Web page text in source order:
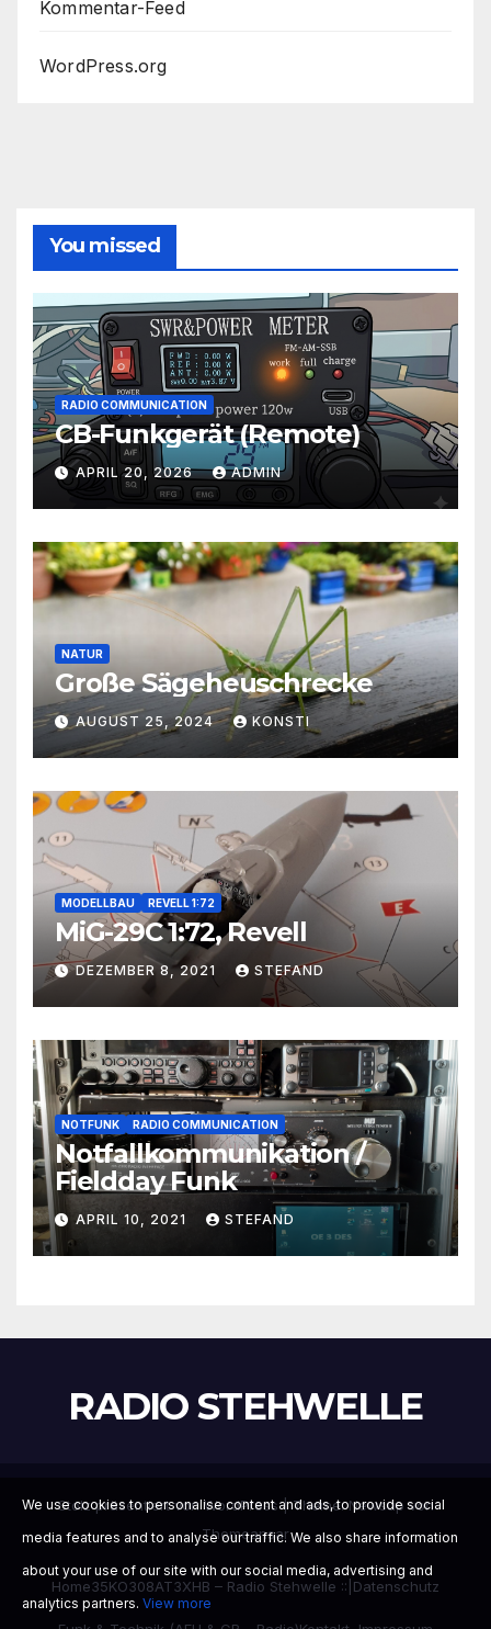
Kommentar-Feed
WordPress.org
You missed
RADIO COMMUNICATION
CB-Funkgerät (Remote)
APRIL 20, 2026 ADMIN
NATUR
Große Sägeheuschrecke
AUGUST 25, 2024 KONSTI
MODELLBAU REVELL 1:72
MiG-29C 1:72, Revell
DEZEMBER 8, 2021 STEFAND
NOTFUNK RADIO COMMUNICATION
Notfallkommunikation /
Fieldday Funk
APRIL 10, 2021 STEFAND
RADIO STEHWELLE
Stolz präsentiert von WordPress|Theme:Newsupvon
Themeansar
Home35KO308AT3XHB – Radio Stehwelle ::| Datenschutz
We use cookies to personalise content and ads, to provide social
media features and to analyse our traffic. We also share information
about your use of our site with our social media, advertising and
analytics partners. View more